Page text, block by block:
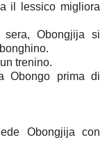
il lessico migliora
Obongjija si
trenino.
Obongo prima di
Obongjija con